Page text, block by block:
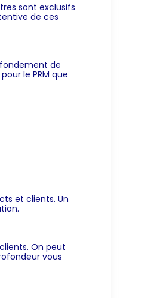
sont exclusifs
de ces
de
le PRM que
et clients. Un
On peut
vous